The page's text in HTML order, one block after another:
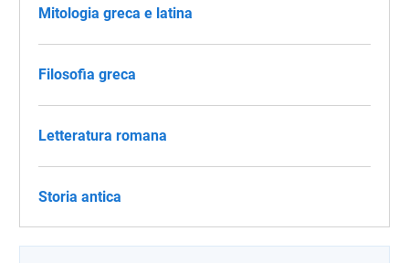
Mitologia greca e latina
Filosofia greca
Letteratura romana
Storia antica